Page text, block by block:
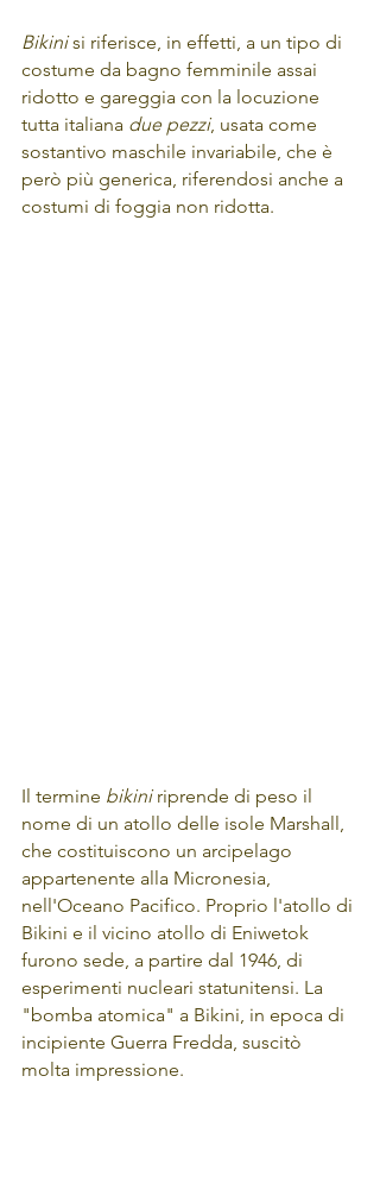
Bikini si riferisce, in effetti, a un tipo di
costume da bagno femminile assai
ridotto e gareggia con la locuzione
tutta italiana due pezzi, usata come
sostantivo maschile invariabile, che è
però più generica, riferendosi anche a
costumi di foggia non ridotta.
Il termine bikini riprende di peso il
nome di un atollo delle isole Marshall,
che costituiscono un arcipelago
appartenente alla Micronesia,
nell'Oceano Pacifico. Proprio l'atollo di
Bikini e il vicino atollo di Eniwetok
furono sede, a partire dal 1946, di
esperimenti nucleari statunitensi. La
"bomba atomica" a Bikini, in epoca di
incipiente Guerra Fredda, suscitò
molta impressione.